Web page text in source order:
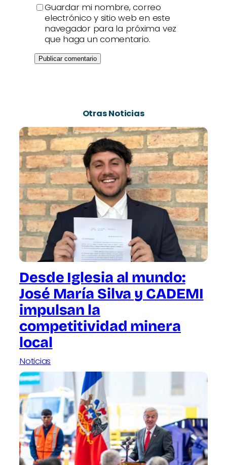
Guardar mi nombre, correo
electrónico y sitio web en este
navegador para la próxima vez
que haga un comentario.
Otras Noticias
Desde Iglesia al mundo:
José María Silva y CADEMI
impulsan la
competitividad minera
local
Noticias